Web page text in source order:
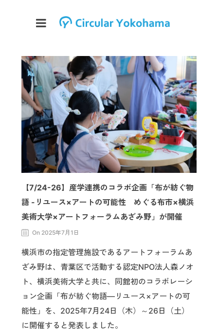
【7/24-26】産学連携のコラボ企画「布が紡ぐ物
語 -リユース×アートの可能性 めぐる布市×横浜
美術大学×アートフォーラムあざみ野」が開催
On 2025年7月1日
横浜市の指定管理施設であるアートフォーラムあ
ざみ野は、青葉区で活動する認定NPO法人森ノオ
ト、横浜美術大学と共に、同館初のコラボレーシ
ョン企画「布が紡ぐ物語—リユース×アートの可
能性」を、2025年7月24日（木）～26日（土）
に開催すると発表しました。